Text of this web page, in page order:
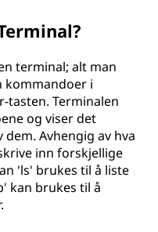
terminal; alt man
kommandoer i
tasten. Terminalen
og viser det
Avhengig av hva
inn forskjellige
'ls' brukes til å liste
kan brukes til å